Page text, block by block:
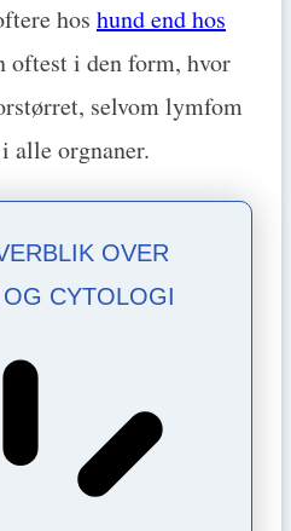
hos hund end hos
oftest i den form, hvor
selvom lymfom
alle orgnaner.
OVER
CYTOLOGI